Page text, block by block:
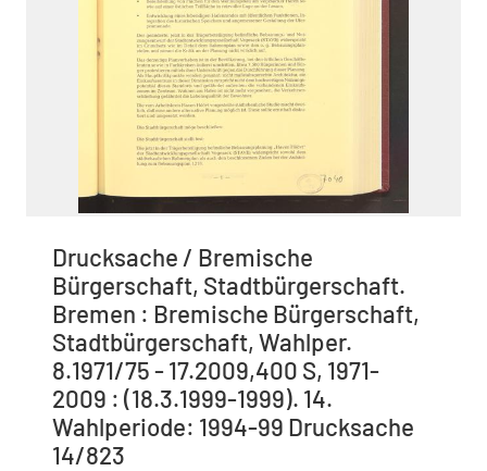
Drucksache / Bremische
Bürgerschaft, Stadtbürgerschaft.
Bremen : Bremische Bürgerschaft,
Stadtbürgerschaft, Wahlper.
8.1971/75 - 17.2009,400 S, 1971-
2009 : (18.3.1999-1999). 14.
Wahlperiode: 1994-99 Drucksache
14/823